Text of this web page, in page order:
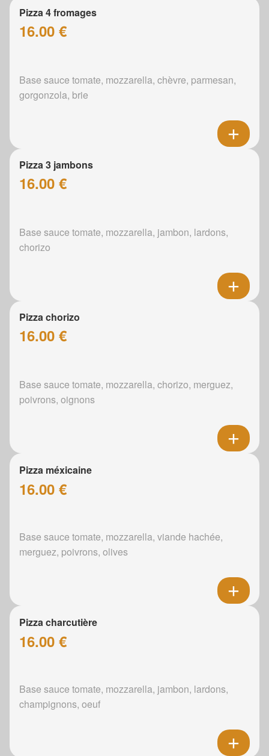
Pizza 4 fromages
16.00 €
Base sauce tomate, mozzarella, chèvre, parmesan,
gorgonzola, brie
Pizza 3 jambons
16.00 €
Base sauce tomate, mozzarella, jambon, lardons,
chorizo
Pizza chorizo
16.00 €
Base sauce tomate, mozzarella, chorizo, merguez,
poivrons, oignons
Pizza méxicaine
16.00 €
Base sauce tomate, mozzarella, viande hachée,
merguez, poivrons, olives
Pizza charcutière
16.00 €
Base sauce tomate, mozzarella, jambon, lardons,
champignons, oeuf